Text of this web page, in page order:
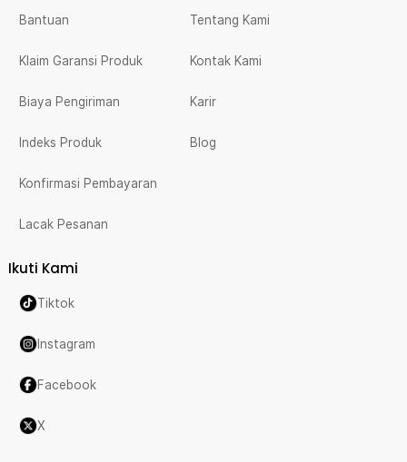
Bantuan
Klaim Garansi Produk
Biaya Pengiriman
Indeks Produk
Konfirmasi Pembayaran
Lacak Pesanan
Tentang Kami
Kontak Kami
Karir
Blog
Ikuti Kami
Tiktok
Instagram
Facebook
X